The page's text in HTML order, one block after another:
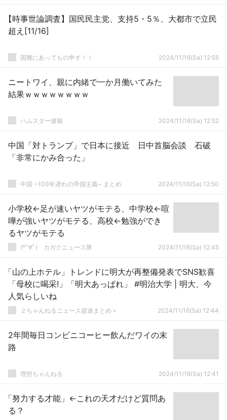
【時事世論調査】国民民主党、支持5・5％、大都市で立民
超え[11/16]
国難にあってもの申す！！ 2024/11/16(Sa) 12:55
ニートワイ、親に内緒で一か月働いてみた
結果ｗｗｗｗｗｗｗｗ
ハムスター速報 2024/11/16(Sa) 12:52
中国「対トランプ」で日本に接近 日中首脳会談 石破
「非常にかみ合った」
中国 ~100年遅れの帝国主義~ まとめ 2024/11/16(Sa) 12:50
小学校←足が速いヤツがモテる、中学校←喧
嘩が強いヤツがモテる、高校←勉強ができ
るヤツがモテる
(*ﾟ∀ﾟ)ゞカガクニュース隊 2024/11/16(Sa) 12:45
「山の上ホテル」トレンドに明大が再整備発表でSNS歓喜
「母校に喝采!」「明大あっぱれ」 #明治大学 | 明大、今
人気らしいね
２ちゃんねるニュース超速まとめ＋ 2024/11/16(Sa) 12:44
2年間毎日コンビニコーヒー飲んだワイの末
路
理想ちゃんねる 2024/11/16(Sa) 12:41
「努力する才能」←これの天才だけど質問あ
る？